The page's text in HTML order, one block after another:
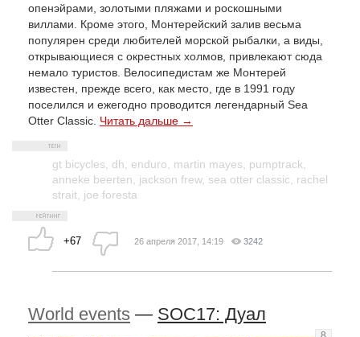
опенэйрами, золотыми пляжами и роскошными
виллами. Кроме этого, Монтерейский залив весьма
популярен среди любителей морской рыбалки, а виды,
открывающиеся с окрестных холмов, привлекают сюда
немало туристов. Велосипедистам же Монтерей
известен, прежде всего, как место, где в 1991 году
поселился и ежегодно проводится легендарный Sea
Otter Classic. Читать дальше →
gt bicycles dh enduro martin mayes pumptrack
anneke beerten
jackson frew, sea otter classic
rachel
strait joe foresta
+67 26 апреля 2017, 14:19 3242
World events — SOC17: Дуал